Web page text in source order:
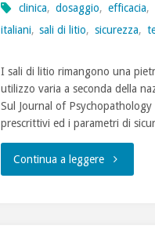
clinica, dosaggio, efficacia,
italiani, sali di litio, sicurezza,
I sali di litio rimangono una
utilizzo varia a seconda della
Sul Journal of
prescrittivi ed i parametri di
Continua a leggere"I